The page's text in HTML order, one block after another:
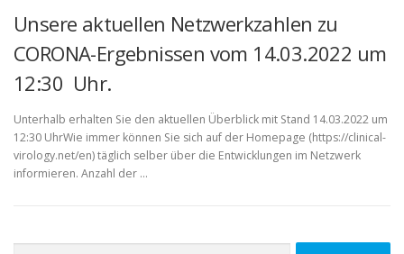
Unsere aktuellen Netzwerkzahlen zu
CORONA-Ergebnissen vom 14.03.2022 um
12:30 Uhr.
Unterhalb erhalten Sie den aktuellen Überblick mit Stand 14.03.2022 um
12:30 UhrWie immer können Sie sich auf der Homepage (https://clinical-
virology.net/en) täglich selber über die Entwicklungen im Netzwerk
informieren. Anzahl der …